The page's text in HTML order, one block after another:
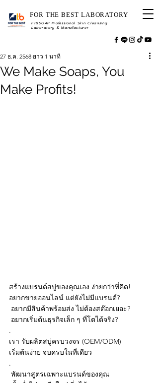
FTBSOAP Professional Skin Cleansing
Laboratory & Manufacturer
FOR THE BEST LABORATORY
We Make Soaps, You
Make Profits!
27 ธ.ค. 2568 ยาว 1 นาที
สร้างแบรนด์สบู่ของคุณเอง ง่ายกว่าที่คิด!
อยากขายออนไลน์ แต่ยังไม่มีแบรนด์?
อยากมีสินค้าพร้อมส่ง ไม่ต้องสต๊อกเยอะ?
อยากเริ่มต้นธุรกิจเล็ก ๆ ที่โตได้จริง?
.
เรา รับผลิตสบู่ครบวงจร (OEM/ODM)
เริ่มต้นง่าย จบครบในที่เดียว
.
พัฒนาสูตรเฉพาะแบรนด์ของคุณ